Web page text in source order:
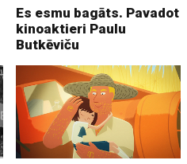
Es esmu bagāts. Pavadot
kinoaktieri Paulu
Butkēviču